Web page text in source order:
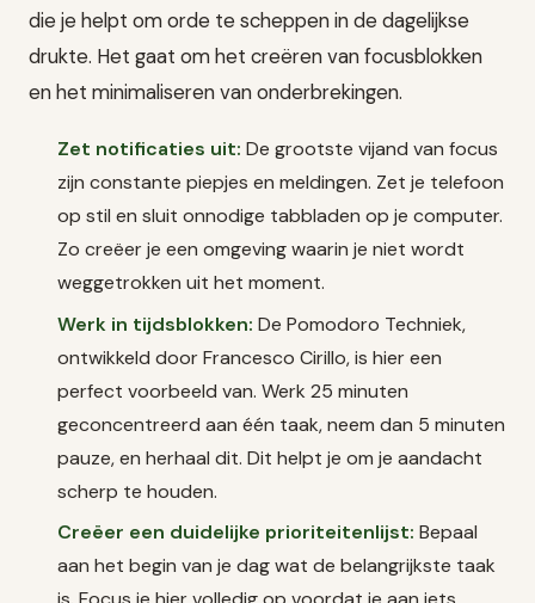
die je helpt om orde te scheppen in de dagelijkse
drukte. Het gaat om het creëren van focusblokken
en het minimaliseren van onderbrekingen.
Zet notificaties uit: De grootste vijand van focus
zijn constante piepjes en meldingen. Zet je telefoon
op stil en sluit onnodige tabbladen op je computer.
Zo creëer je een omgeving waarin je niet wordt
weggetrokken uit het moment.
Werk in tijdsblokken: De Pomodoro Techniek,
ontwikkeld door Francesco Cirillo, is hier een
perfect voorbeeld van. Werk 25 minuten
geconcentreerd aan één taak, neem dan 5 minuten
pauze, en herhaal dit. Dit helpt je om je aandacht
scherp te houden.
Creëer een duidelijke prioriteitenlijst: Bepaal
aan het begin van je dag wat de belangrijkste taak